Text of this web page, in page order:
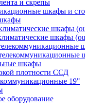
и скрепы
шкафы и
шкафы
шкафы
шкафы
плотности ССД
19"
оборудование